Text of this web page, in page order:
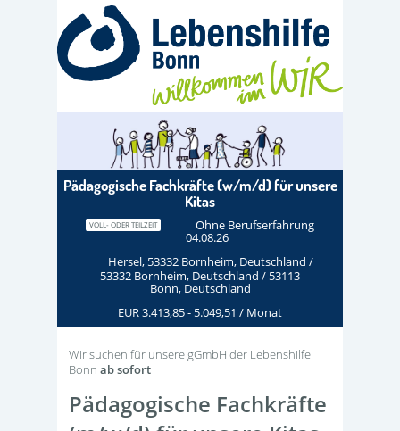
Pädagogische Fachkräfte (w/m/d) für unsere
Kitas
VOLL- ODER TEILZEIT Ohne Berufserfahrung
04.08.26
Hersel, 53332 Bornheim, Deutschland /
53332 Bornheim, Deutschland / 53113
Bonn, Deutschland
EUR 3.413,85 - 5.049,51 / Monat
Wir suchen für unsere gGmbH der Lebenshilfe
Bonn ab sofort
Pädagogische Fachkräfte